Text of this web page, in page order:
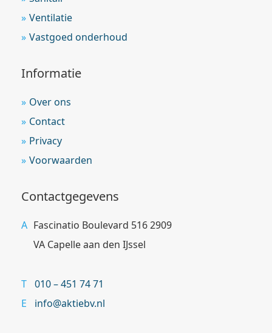
Ventilatie
Vastgoed onderhoud
Informatie
Over ons
Contact
Privacy
Voorwaarden
Contactgegevens
Fascinatio Boulevard 516 2909
VA Capelle aan den IJssel
010 – 451 74 71
info@aktiebv.nl